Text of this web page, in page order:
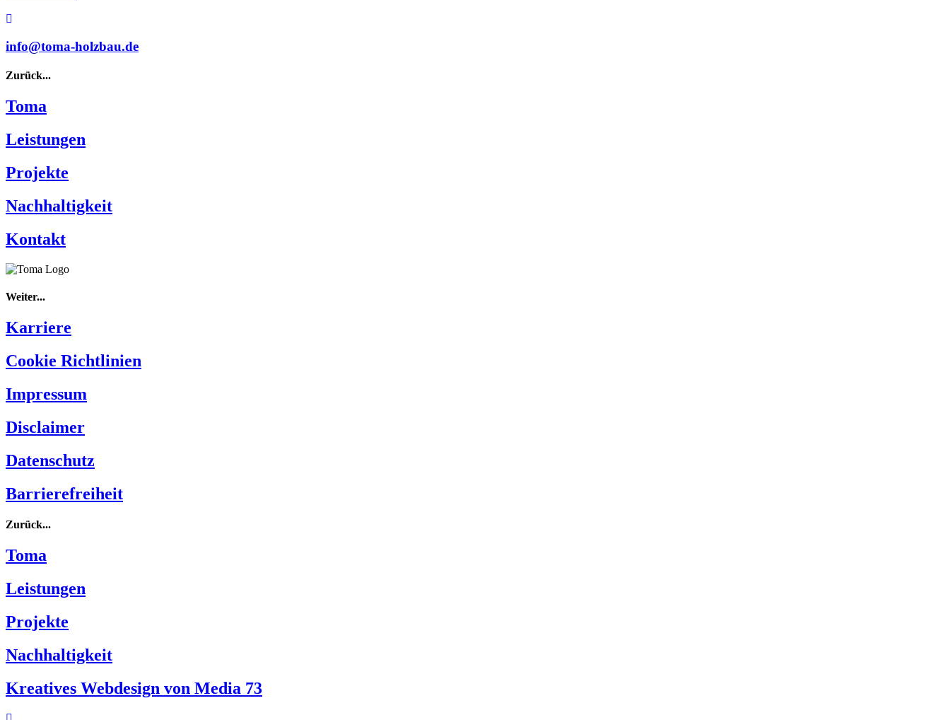
info@toma-holzbau.de
Zurück...
Toma
Leistungen
Projekte
Nachhaltigkeit
Kontakt
Weiter...
Karriere
Cookie Richtlinien
Impressum
Disclaimer
Datenschutz
Barrierefreiheit
Zurück...
Toma
Leistungen
Projekte
Nachhaltigkeit
Kreatives Webdesign von Media 73